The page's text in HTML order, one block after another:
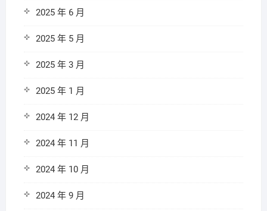
2025 年 6 月
2025 年 5 月
2025 年 3 月
2025 年 1 月
2024 年 12 月
2024 年 11 月
2024 年 10 月
2024 年 9 月